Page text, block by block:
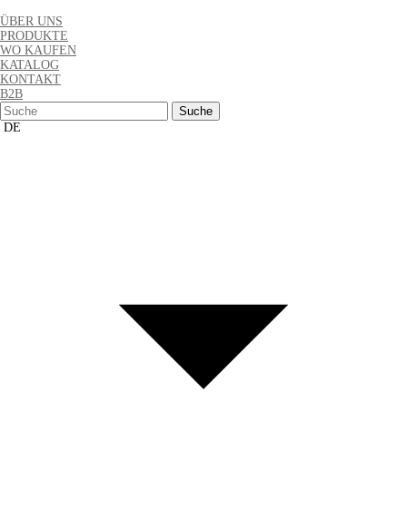
ÜBER UNS
PRODUKTE
WO KAUFEN
KATALOG
KONTAKT
B2B
Suchen
nach:
DE